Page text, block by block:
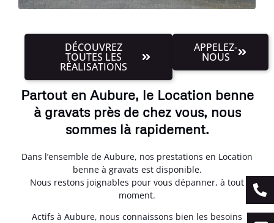
DÉCOUVREZ
TOUTES LES
RÉALISATIONS
APPELEZ-
NOUS
Partout en Aubure, le Location benne
à gravats près de chez vous, nous
sommes là rapidement.
Dans l’ensemble de Aubure, nos prestations en Location
benne à gravats est disponible.
Nous restons joignables pour vous dépanner, à tout
moment.
Actifs à Aubure, nous connaissons bien les besoins